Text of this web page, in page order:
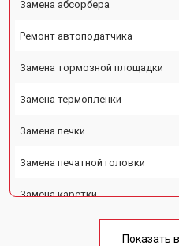
Замена абсорбера
Ремонт автоподатчика
Замена тормозной площадки
Замена термопленки
Замена печки
Замена печатной головки
Замена каретки
Показать